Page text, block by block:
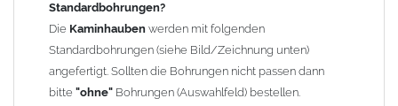
Kaminkopfabdeckung
Kaminhaubewirdohne Kaminkopfabdeckung
Kaminkopfabdeckungenfinden Sie unter "Kaminabdeckung
Standardbohrungen?
Die Kaminhauben werden mit folgenden
Standardbohrungen (siehe Bild/Zeichnung unten)
angefertigt. Sollten die Bohrungen nicht passen dann
bitte "ohne" Bohrungen (Auswahlfeld) bestellen.